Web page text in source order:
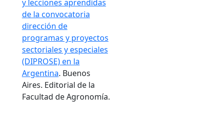
y lecciones aprendidas
de la convocatoria
dirección de
programas y proyectos
sectoriales y especiales
(DIPROSE) en la
Argentina. Buenos
Aires. Editorial de la
Facultad de Agronomía.